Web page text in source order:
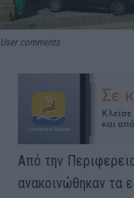
User comments
Από την
ανακοινώθηκαν τα